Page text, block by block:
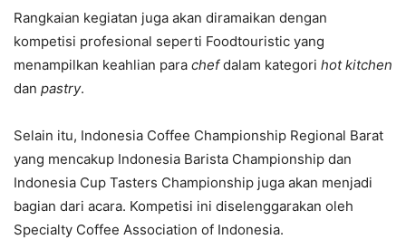
Rangkaian kegiatan juga akan diramaikan dengan
kompetisi profesional seperti Foodtouristic yang
menampilkan keahlian para chefdalam kategori hot kitchen
dan pastry.
Selain itu, Indonesia Coffee Championship Regional Barat
yang mencakup Indonesia Barista Championship dan
Indonesia Cup Tasters Championship juga akan menjadi
bagian dari acara. Kompetisi ini diselenggarakan oleh
Specialty Coffee Association of Indonesia.